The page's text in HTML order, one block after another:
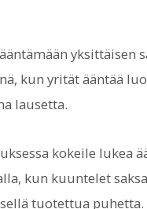
yksittäisen
kun yrität ääntää
lausetta.
kokeile lukea
kun kuuntelet
tuotettua puhetta.